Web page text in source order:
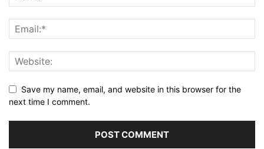
Save my name, email, and website in this browser for the
next time I comment.